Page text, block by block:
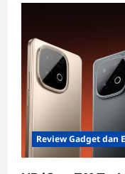
Review Gadget dan